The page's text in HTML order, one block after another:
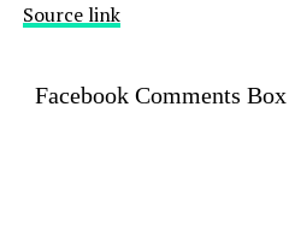
Source link
Facebook Comments Box